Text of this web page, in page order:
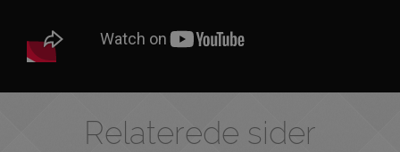
Relaterede sider